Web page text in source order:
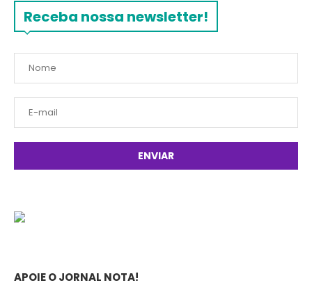
Receba nossa newsletter!
APOIE O JORNAL NOTA!